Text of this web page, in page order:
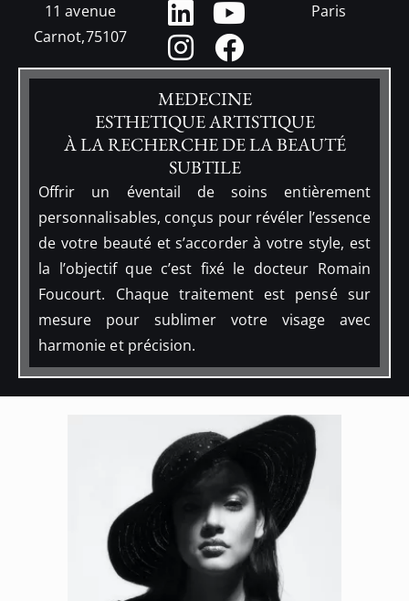
11 avenue
Carnot,75107
Paris
​MEDECINE
ESTHETIQUE ARTISTIQUE
À LA RECHERCHE DE LA BEAUTÉ
SUBTILE
Offrir un éventail de soins entièrement
personnalisables, conçus pour révéler l’essence
de votre beauté et s’accorder à votre style, est
la l’objectif que c’est fixé le docteur Romain
Foucourt. Chaque traitement est pensé sur
mesure pour sublimer votre visage avec
harmonie et précision.